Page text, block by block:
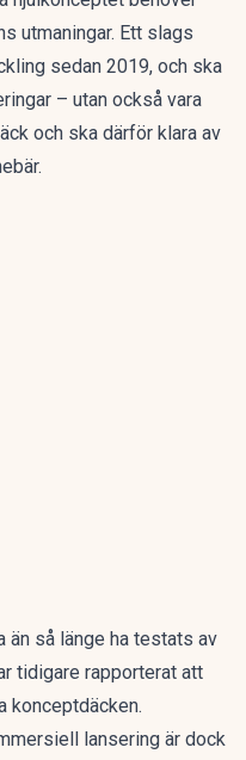
utmaningar. Ett slags
sedan 2019, och ska
– utan också vara
och ska därför klara av
än så länge ha testats av
tidigare rapporterat att
konceptdäcken.
lansering är dock